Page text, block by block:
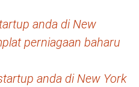
anda di New
perniagaan baharu
anda di New York